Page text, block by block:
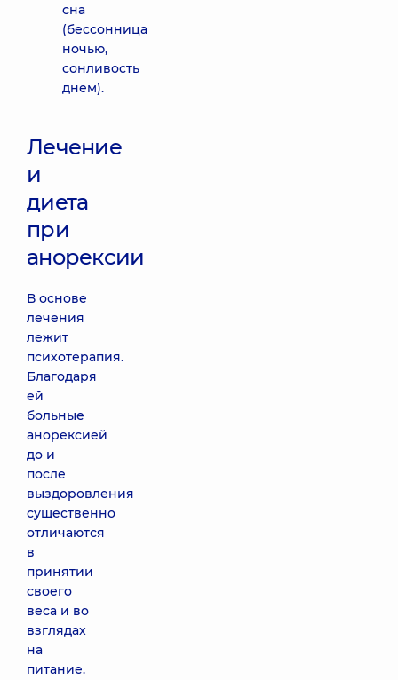
сна
(бессонница
ночью,
сонливость
днем).
Лечение
и
диета
при
анорексии
В основе
лечения
лежит
психотерапия.
Благодаря
ей
больные
анорексией
до и
после
выздоровления
существенно
отличаются
в
принятии
своего
веса и во
взглядах
на
питание.